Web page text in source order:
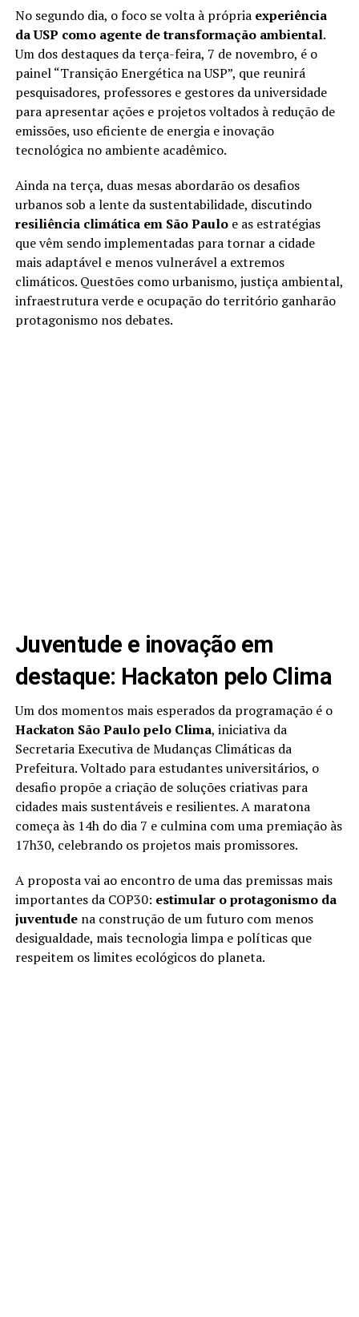
No segundo dia, o foco se volta à própria experiência
da USP como agente de transformação ambiental.
Um dos destaques da terça-feira, 7 de novembro, é o
painel “Transição Energética na USP”, que reunirá
pesquisadores, professores e gestores da universidade
para apresentar ações e projetos voltados à redução de
emissões, uso eficiente de energia e inovação
tecnológica no ambiente acadêmico.
Ainda na terça, duas mesas abordarão os desafios
urbanos sob a lente da sustentabilidade, discutindo
resiliência climática em São Pauloe as estratégias
que vêm sendo implementadas para tornar a cidade
mais adaptável e menos vulnerável a extremos
climáticos. Questões como urbanismo, justiça ambiental,
infraestrutura verde e ocupação do território ganharão
protagonismo nos debates.
Juventude e inovação em
destaque: Hackaton pelo Clima
Um dos momentos mais esperados da programação é o
Hackaton São Paulo pelo Clima, iniciativa da
Secretaria Executiva de Mudanças Climáticas da
Prefeitura. Voltado para estudantes universitários, o
desafio propõe a criação de soluções criativas para
cidades mais sustentáveis e resilientes. A maratona
começa às 14h do dia 7 e culmina com uma premiação às
17h30, celebrando os projetos mais promissores.
A proposta vai ao encontro de uma das premissas mais
importantes da COP30: estimular o protagonismo da
juventudena construção de um futuro com menos
desigualdade, mais tecnologia limpa e políticas que
respeitem os limites ecológicos do planeta.